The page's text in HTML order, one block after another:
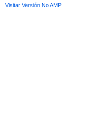
Visitar Versión No AMP